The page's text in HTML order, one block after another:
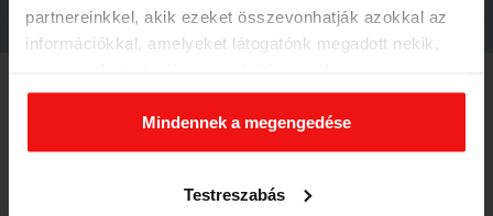
partnereinkkel, akik ezeket összevonhatják azokkal az
információkkal, amelyeket látogatónk megadott nekik,
szolgáltatásokból gyűjtöttek. Elfogadásával segíti a
munkánkat és nagyobb felhasználói élményt
biztosíthatunk mi is látogatóinknak.
Mindennek a megengedése
Testreszabás
A munkavégzés helye az